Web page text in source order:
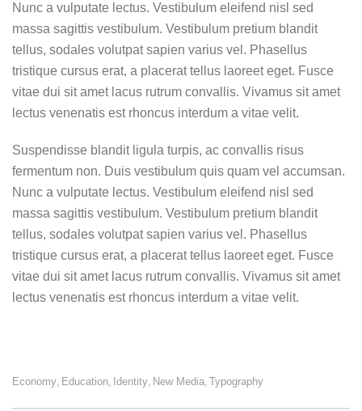
Nunc a vulputate lectus. Vestibulum eleifend nisl sed
massa sagittis vestibulum. Vestibulum pretium blandit
tellus, sodales volutpat sapien varius vel. Phasellus
tristique cursus erat, a placerat tellus laoreet eget. Fusce
vitae dui sit amet lacus rutrum convallis. Vivamus sit amet
lectus venenatis est rhoncus interdum a vitae velit.
Suspendisse blandit ligula turpis, ac convallis risus
fermentum non. Duis vestibulum quis quam vel accumsan.
Nunc a vulputate lectus. Vestibulum eleifend nisl sed
massa sagittis vestibulum. Vestibulum pretium blandit
tellus, sodales volutpat sapien varius vel. Phasellus
tristique cursus erat, a placerat tellus laoreet eget. Fusce
vitae dui sit amet lacus rutrum convallis. Vivamus sit amet
lectus venenatis est rhoncus interdum a vitae velit.
Economy, Education, Identity, New Media, Typography